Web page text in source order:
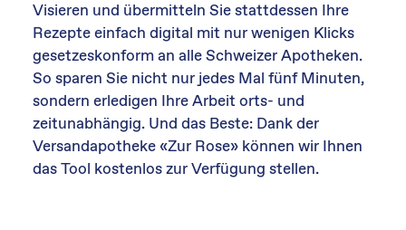
Visieren und übermitteln Sie stattdessen Ihre
Rezepte einfach digital mit nur wenigen Klicks
gesetzeskonform an alle Schweizer Apotheken.
So sparen Sie nicht nur jedes Mal fünf Minuten,
sondern erledigen Ihre Arbeit orts- und
zeitunabhängig. Und das Beste: Dank der
Versandapotheke «Zur Rose» können wir Ihnen
das Tool kostenlos zur Verfügung stellen.